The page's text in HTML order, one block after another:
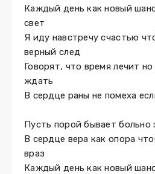
Каждый день как новый
свет
Я иду навстречу счастью
верный след
Говорят, что время лечит
ждать
В сердце раны не помеха
Пусть порой бывает больно
В сердце вера как опора
враз
Каждый день как новый